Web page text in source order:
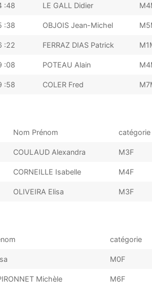
:48 LE GALL Didier
:38 OBJOIS Jean-Michel
:22 FERRAZ DIAS Patrick
:08 POTEAU Alain
:58 COLER Fred
Nom Prénom catégorie
COULAUD Alexandra M3F
CORNEILLE Isabelle M4F
OLIVEIRA Elisa M3F
catégorie
M0F
Michèle M6F